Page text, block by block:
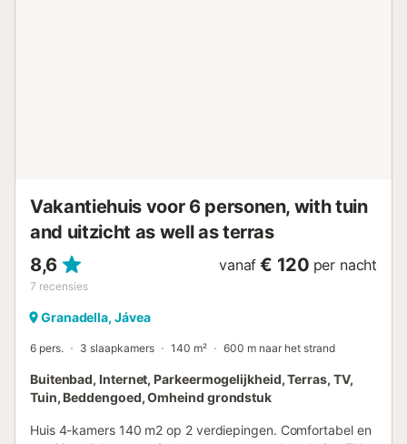
toile...
Vakantiehuis voor 6 personen, with tuin
and uitzicht as well as terras
8,6
7 recensies
vanaf € 120 per nacht
Granadella, Jávea
6 pers. 3 slaapkamers 140 m² 600 m naar het strand
Buitenbad, Internet, Parkeermogelijkheid, Terras, TV,
Tuin, Beddengoed, Omheind grondstuk
Huis 4-kamers 140 m2 op 2 verdiepingen. Comfortabel en